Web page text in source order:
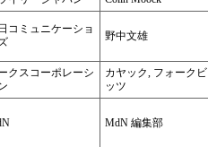
コミュニケーショ
野中文雄
クスコーポレーシ
カヤック, フォークビ
ッツ
MdN 編集部